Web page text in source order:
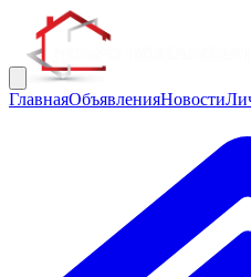
ГлавнаяОбъявленияНовости